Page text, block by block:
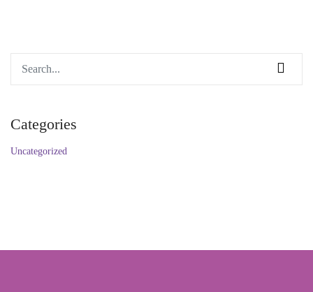
Categories
Uncategorized